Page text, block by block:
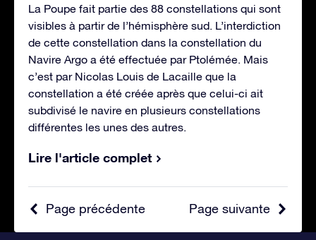
La Poupe fait partie des 88 constellations qui sont
visibles à partir de l’hémisphère sud. L’interdiction
de cette constellation dans la constellation du
Navire Argo a été effectuée par Ptolémée. Mais
c’est par Nicolas Louis de Lacaille que la
constellation a été créée après que celui-ci ait
subdivisé le navire en plusieurs constellations
différentes les unes des autres.
Lire l'article complet
Page suivante
Page précédente